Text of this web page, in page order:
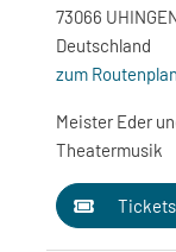
73066
Deutschland
zum
Meister Eder
Theatermusik